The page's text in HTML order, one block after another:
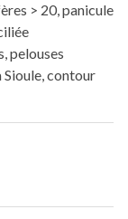
> 20, panicule
pelouses
Sioule, contour